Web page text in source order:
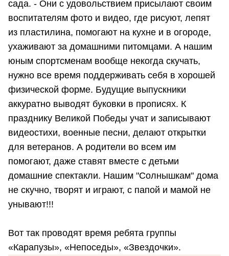
сада. - Они с удовольствием присылают своим
воспитателям фото и видео, где рисуют, лепят
из пластилина, помогают на кухне и в огороде,
ухаживают за домашними питомцами. А нашим
юным спортсменам вообще некогда скучать,
нужно все время поддерживать себя в хорошей
физической форме. Будущие выпускники
аккуратно выводят буковки в прописях. К
празднику Великой Победы учат и записывают
видеостихи, военные песни, делают открытки
для ветеранов. А родители во всем им
помогают, даже ставят вместе с детьми
домашние спектакли. Нашим "Солнышкам" дома
не скучно, творят и играют, с папой и мамой не
унывают!!!
Вот так проводят время ребята группы
«Карапузы», «Непоседы», «Звездочки».